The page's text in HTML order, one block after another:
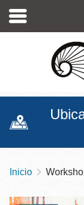
contenido
enlaces
Inicio